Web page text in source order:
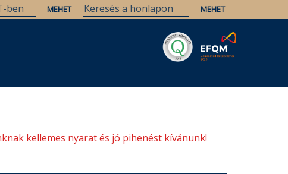
kellemes nyarat és jó pihenést kívánunk!